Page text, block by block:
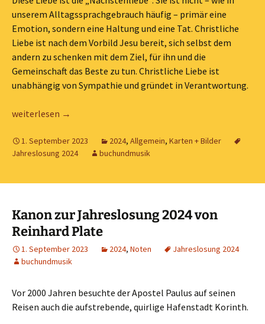
unserem Alltagssprachgebrauch häufig – primär eine
Emotion, sondern eine Haltung und eine Tat. Christliche
Liebe ist nach dem Vorbild Jesu bereit, sich selbst dem
andern zu schenken mit dem Ziel, für ihn und die
Gemeinschaft das Beste zu tun. Christliche Liebe ist
unabhängig von Sympathie und gründet in Verantwortung.
Jahreslosung 2024 – Motiv Seibold
weiterlesen →
1. September 2023 2024, Allgemein, Karten + Bilder
Jahreslosung 2024
buchundmusik
Kanon zur Jahreslosung 2024 von
Reinhard Plate
1. September 2023 2024, Noten
Jahreslosung 2024
buchundmusik
Vor 2000 Jahren besuchte der Apostel Paulus auf seinen
Reisen auch die aufstrebende, quirlige Hafenstadt Korinth.